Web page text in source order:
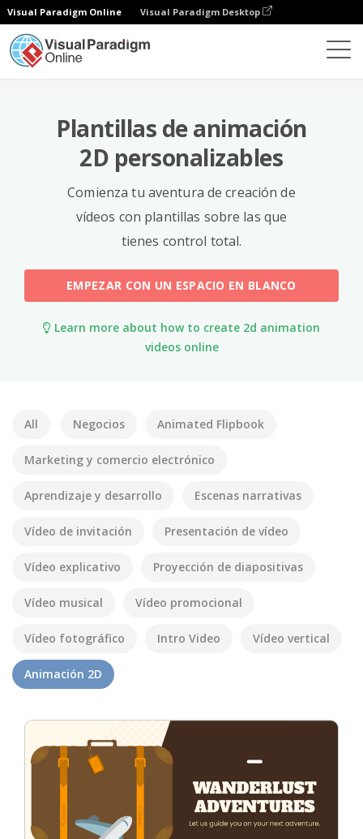
Visual Paradigm Online Visual Paradigm Desktop
Plantillas de animación
2D personalizables
Comienza tu aventura de creación de
vídeos con plantillas sobre las que
tienes control total.
EMPEZAR CON UN ESPACIO EN BLANCO
Learn more about how to create 2d animation
videos online
All Negocios Animated Flipbook
Marketing y comercio electrónico
Aprendizaje y desarrollo Escenas narrativas
Vídeo de invitación Presentación de vídeo
Vídeo explicativo Proyección de diapositivas
Vídeo musical Vídeo promocional
Vídeo fotográfico Intro Video Vídeo vertical
Animación 2D